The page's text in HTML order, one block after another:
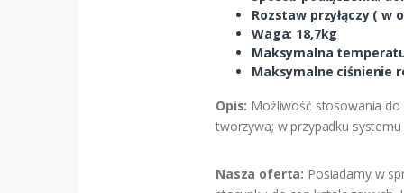
Rozstaw przyłączy ( w
Waga: 18,7kg
Maksymalna
Maksymalne ciśnienie
Opis: Możliwość stosowania do
tworzywa; w przypadku
Nasza oferta: Posiadamy w